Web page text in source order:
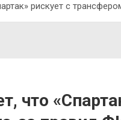
рискует с
что